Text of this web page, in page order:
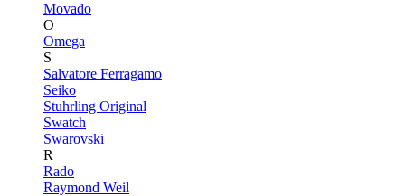
Movado
O
Omega
S
Salvatore Ferragamo
Seiko
Stuhrling Original
Swatch
Swarovski
R
Rado
Raymond Weil